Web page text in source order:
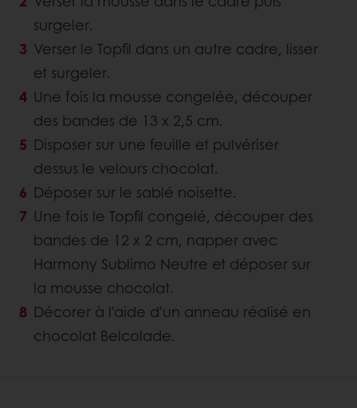
surgeler.
Verser le Topfil dans un autre cadre, lisser
et surgeler.
Une fois la mousse congelée, découper
des bandes de 13 x 2,5 cm.
Disposer sur une feuille et pulvériser
dessus le velours chocolat.
Déposer sur le sablé noisette.
Une fois le Topfil congelé, découper des
bandes de 12 x 2 cm, napper avec
Harmony Sublimo Neutre et déposer sur
la mousse chocolat.
Décorer à l'aide d'un anneau réalisé en
chocolat Belcolade.